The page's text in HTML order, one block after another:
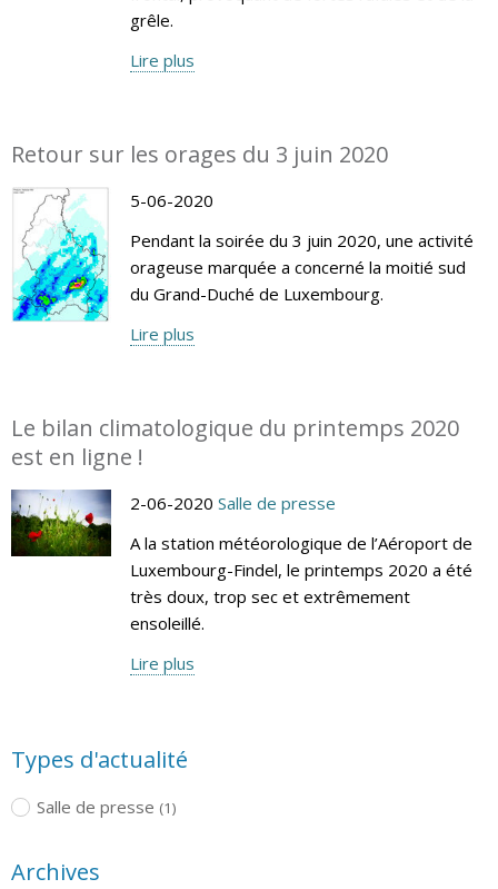
grêle.
Lire plus
Retour sur les orages du 3 juin 2020
5-06-2020
Pendant la soirée du 3 juin 2020, une activité
orageuse marquée a concerné la moitié sud
du Grand-Duché de Luxembourg.
Lire plus
Le bilan climatologique du printemps 2020
est en ligne !
2-06-2020 Salle de presse
A la station météorologique de l’Aéroport de
Luxembourg-Findel, le printemps 2020 a été
très doux, trop sec et extrêmement
ensoleillé.
Lire plus
Types d'actualité
Salle de presse (1)
Archives